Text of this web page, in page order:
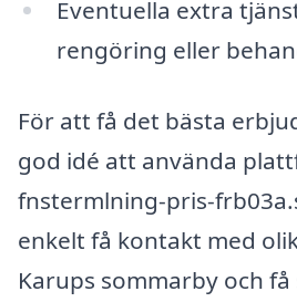
Eventuella extra
rengöring eller
För att få det bästa
god idé att använda
fnstermlning-pris-
enkelt få kontakt med
Karups sommarby och